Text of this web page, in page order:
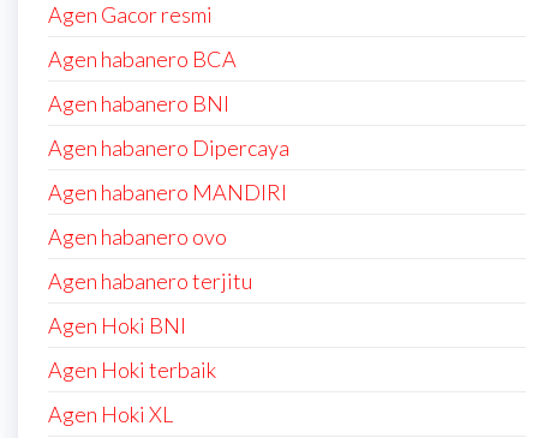
Agen Gacor resmi
Agen habanero BCA
Agen habanero BNI
Agen habanero Dipercaya
Agen habanero MANDIRI
Agen habanero ovo
Agen habanero terjitu
Agen Hoki BNI
Agen Hoki terbaik
Agen Hoki XL